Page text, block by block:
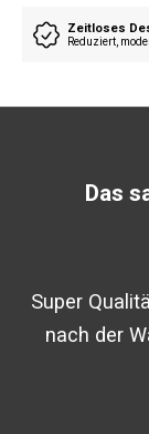
Zeitloses
Reduziert,
Das
Super
nach der